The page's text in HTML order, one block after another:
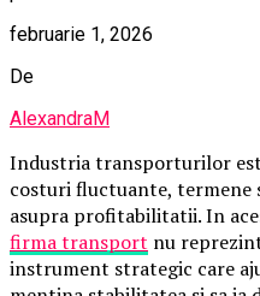
februarie 1, 2026
De
AlexandraM
Industria transporturilor
costuri fluctuante, termene
asupra profitabilitatii. In
firma transport nu
instrument strategic care